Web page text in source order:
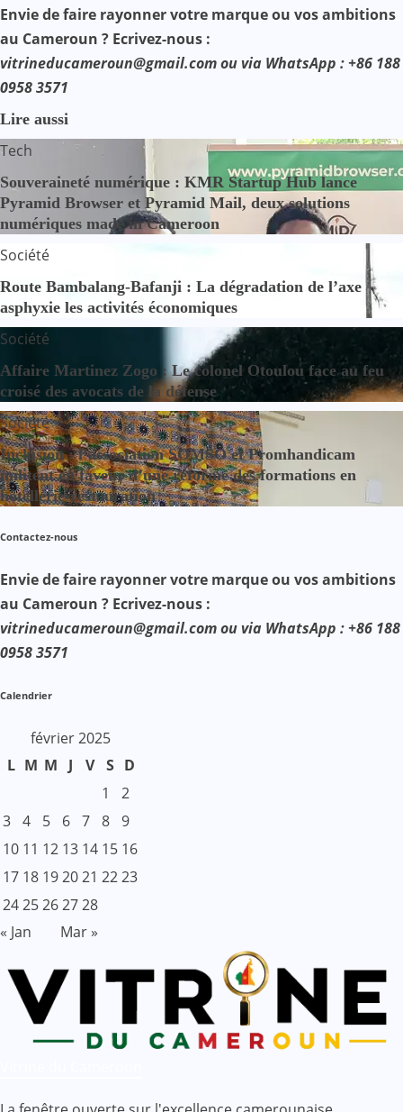
Envie de faire rayonner votre marque ou vos ambitions
au Cameroun ? Ecrivez-nous :
vitrineducameroun@gmail.com ou via WhatsApp : +86 188
0958 3571
Lire aussi
Tech
Souveraineté numérique : KMR Startup Hub lance
Pyramid Browser et Pyramid Mail, deux solutions
numériques made in Cameroon
Société
Route Bambalang-Bafanji : La dégradation de l’axe
asphyxie les activités économiques
Société
Affaire Martinez Zogo : Le colonel Otoulou face au feu
croisé des avocats de la défense
Société
Inclusion : l’association SOMSO et Promhandicam
militent en faveur d’une réforme des formations en
hôtellerie-restauration
Contactez-nous
Envie de faire rayonner votre marque ou vos ambitions
au Cameroun ? Ecrivez-nous :
vitrineducameroun@gmail.com ou via WhatsApp : +86 188
0958 3571
Calendrier
février 2025
L M M J V S D
1
2
3 4 5 6 7 8 9
10 11 12 13 14 15 16
17 18 192021 2223
2425262728
« Jan
Mar »